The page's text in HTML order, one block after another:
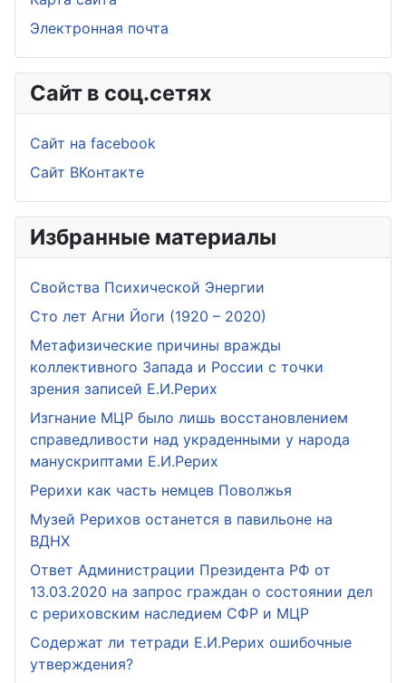
Электронная почта
Сайт в соц.сетях
Сайт на facebook
Сайт ВКонтакте
Избранные материалы
Свойства Психической Энергии
Сто лет Агни Йоги (1920 – 2020)
Метафизические причины вражды
коллективного Запада и России с точки
зрения записей Е.И.Рерих
Изгнание МЦР было лишь восстановлением
справедливости над украденными у народа
манускриптами Е.И.Рерих
Рерихи как часть немцев Поволжья
Музей Рерихов останется в павильоне на
ВДНХ
Ответ Администрации Президента РФ от
13.03.2020 на запрос граждан о состоянии дел
с рериховским наследием СФР и МЦР
Содержат ли тетради Е.И.Рерих ошибочные
утверждения?